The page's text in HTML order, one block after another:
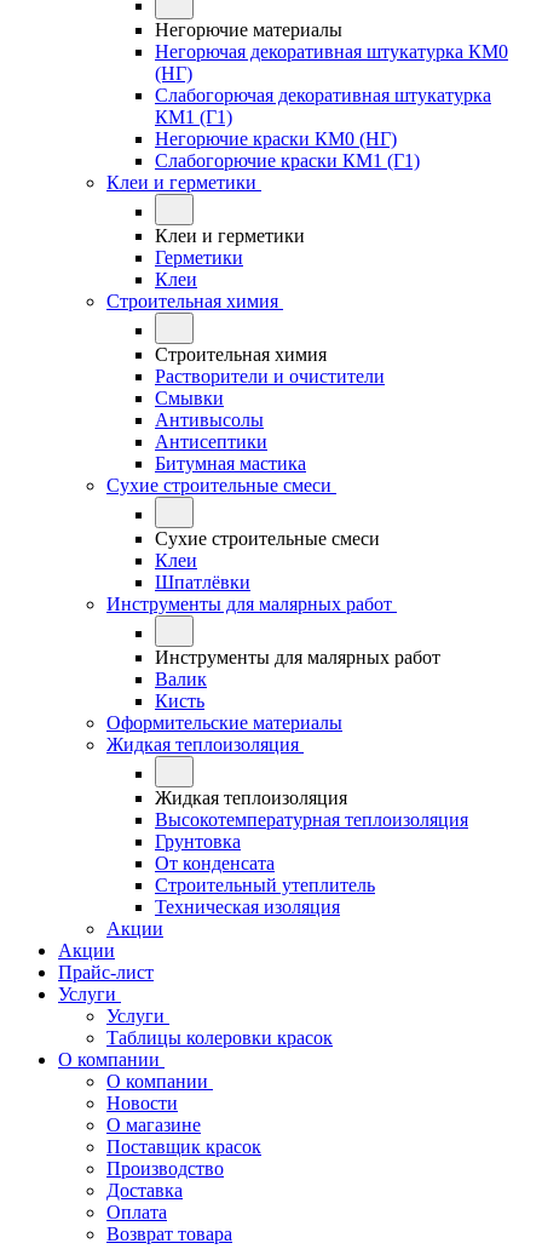
Негорючие материалы
Негорючая декоративная штукатурка КМ0
(НГ)
Слабогорючая декоративная штукатурка
КМ1 (Г1)
Негорючие краски КМ0 (НГ)
Слабогорючие краски КМ1 (Г1)
Клеи и герметики
Клеи и герметики
Герметики
Клеи
Строительная химия
Строительная химия
Растворители и очистители
Смывки
Антивысолы
Антисептики
Битумная мастика
Сухие строительные смеси
Сухие строительные смеси
Клеи
Шпатлёвки
Инструменты для малярных работ
Инструменты для малярных работ
Валик
Кисть
Оформительские материалы
Жидкая теплоизоляция
Жидкая теплоизоляция
Высокотемпературная теплоизоляция
Грунтовка
От конденсата
Строительный утеплитель
Техническая изоляция
Акции
Акции
Прайс-лист
Услуги
Услуги
Таблицы колеровки красок
О компании
О компании
Новости
О магазине
Поставщик красок
Производство
Доставка
Оплата
Возврат товара